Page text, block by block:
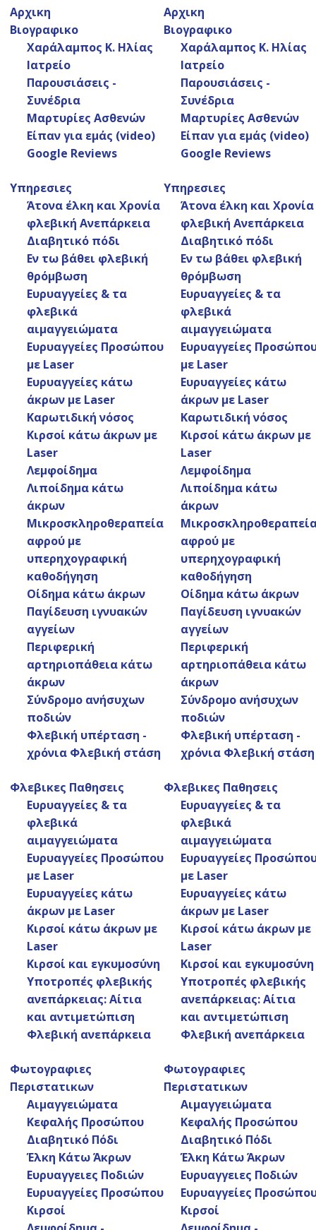
Λ. Κηφισίας 51, Αθήνα
210 7296277
210 5570852
Αρχικη
Βιογραφικο
Χαράλαμπος Κ. Ηλίας
Ιατρείο
Παρουσιάσεις -
Συνέδρια
Μαρτυρίες Ασθενών
Είπαν για εμάς (video)
Google Reviews
Υπηρεσιες
Άτονα έλκη και Χρονία
φλεβική Ανεπάρκεια
Διαβητικό πόδι
Εν τω βάθει φλεβική
θρόμβωση
Ευρυαγγείες & τα
φλεβικά
αιμαγγειώματα
Ευρυαγγείες Προσώπου
με Laser
Ευρυαγγείες κάτω
άκρων με Laser
Καρωτιδική νόσος
Κιρσοί κάτω άκρων με
Laser
Λεμφοίδημα
Λιποίδημα κάτω
άκρων
Μικροσκληροθεραπεία
αφρού με
υπερηχογραφική
καθοδήγηση
Οίδημα κάτω άκρων
Παγίδευση ιγνυακών
αγγείων
Περιφερική
αρτηριοπάθεια κάτω
άκρων
Σύνδρομο ανήσυχων
ποδιών
Φλεβική υπέρταση -
χρόνια Φλεβική στάση
Φλεβικες Παθησεις
Ευρυαγγείες & τα
φλεβικά
αιμαγγειώματα
Ευρυαγγείες Προσώπου
με Laser
Ευρυαγγείες κάτω
άκρων με Laser
Κιρσοί κάτω άκρων με
Laser
Κιρσοί και εγκυμοσύνη
Υποτροπές φλεβικής
ανεπάρκειας: Αίτια
και αντιμετώπιση
Φλεβική ανεπάρκεια
Φωτογραφιες
Περιστατικων
Αιμαγγειώματα
Κεφαλής Προσώπου
Διαβητικό Πόδι
Έλκη Κάτω Άκρων
Ευρυαγγειες Ποδιών
Ευρυαγγείες Προσώπου
Κιρσοί
Αρχικη
Βιογραφικο
Χαράλαμπος Κ. Ηλίας
Ιατρείο
Παρουσιάσεις -
Συνέδρια
Μαρτυρίες Ασθενών
Είπαν για εμάς (video)
Google Reviews
Υπηρεσιες
Άτονα έλκη και Χρονία
φλεβική Ανεπάρκεια
Διαβητικό πόδι
Εν τω βάθει φλεβική
θρόμβωση
Ευρυαγγείες & τα
φλεβικά
αιμαγγειώματα
Ευρυαγγείες
με Laser
Ευρυαγγείες κάτω
άκρων με Laser
Καρωτιδική νόσος
Κιρσοί κάτω άκρων με
Laser
Λεμφοίδημα
Λιποίδημα κάτω
άκρων
αφρού με
υπερηχογραφική
καθοδήγηση
Οίδημα κάτω άκρων
Παγίδευση ιγνυακών
αγγείων
Περιφερική
αρτηριοπάθεια κάτω
άκρων
Σύνδρομο ανήσυχων
ποδιών
Φλεβική υπέρταση -
χρόνια Φλεβική στάση
Φλεβικες Παθησεις
Ευρυαγγείες & τα
φλεβικά
αιμαγγειώματα
Ευρυαγγείες
με Laser
Ευρυαγγείες κάτω
άκρων με Laser
Κιρσοί κάτω άκρων με
Laser
Κιρσοί και εγκυμοσύνη
Υποτροπές φλεβικής
ανεπάρκειας: Αίτια
και αντιμετώπιση
Φλεβική ανεπάρκεια
Φωτογραφιες
Περιστατικων
Αιμαγγειώματα
Κεφαλής Προσώπου
Διαβητικό Πόδι
Έλκη Κάτω Άκρων
Ευρυαγγειες Ποδιών
Ευρυαγγείες
Κιρσοί
Οι καλύτερες θεραπείες για την
οριστική θεραπεία των κιρσών
Ιατρείο Αθήνας
Λ. Κηφισίας 51, Αθήνα
Τηλέφωνο:
Πληροφορίες: Δευτέρα - Παρασκευή 9πμ-9μμ
Ιατρείο Ελευσίνας
Τηλέφωνο:210 5570852
Πληροφορίες: Δευτέρα - Παρασκευή 9πμ-9μμ
Χαράλαμπος Κ. Ηλίας -
Αγγειοχειρουργός,
Αγγειολόγος
Ο Αγγειοχειρουργός, Αγγειολόγος
Χαράλαμπος Κ. Ηλίας γεννήθηκε το 1967